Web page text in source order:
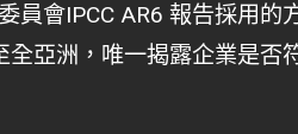
員會IPCC AR6 報告採用的
全亞洲，唯一揭露企業是否